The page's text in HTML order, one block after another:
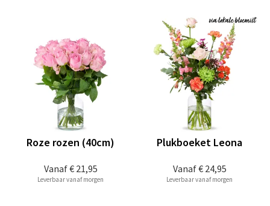
Vanaf€ 21,95
Roze rozen (40cm)
Leverbaar vanaf morgen
Vanaf€ 24,95
Plukboeket Leona
Leverbaar vanaf morgen